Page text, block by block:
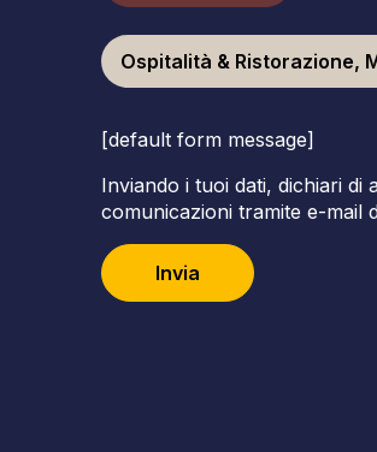
Ospitalità & Ristorazione,
[default form message]
Inviando i tuoi dati, dichiari
comunicazioni tramite e-mail
Invia